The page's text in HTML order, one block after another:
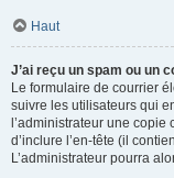
Haut
J’ai reçu un spam ou un
Le formulaire de courrier
suivre les utilisateurs qui
l’administrateur une copie
d’inclure l’en-tête (il
L’administrateur pourra